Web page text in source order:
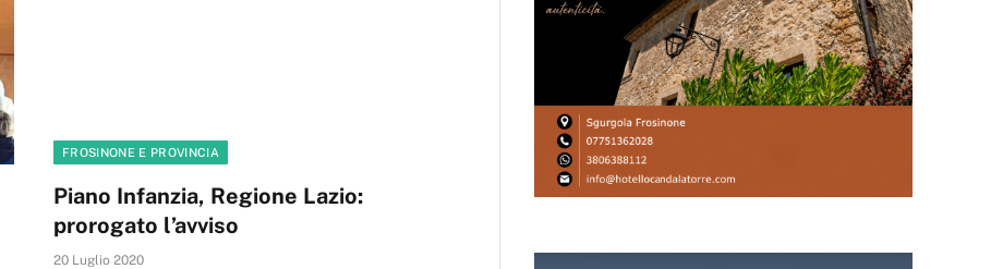
FROSINONE E PROVINCIA
Piano Infanzia, Regione Lazio:
prorogato l’avviso
20 Luglio 2020